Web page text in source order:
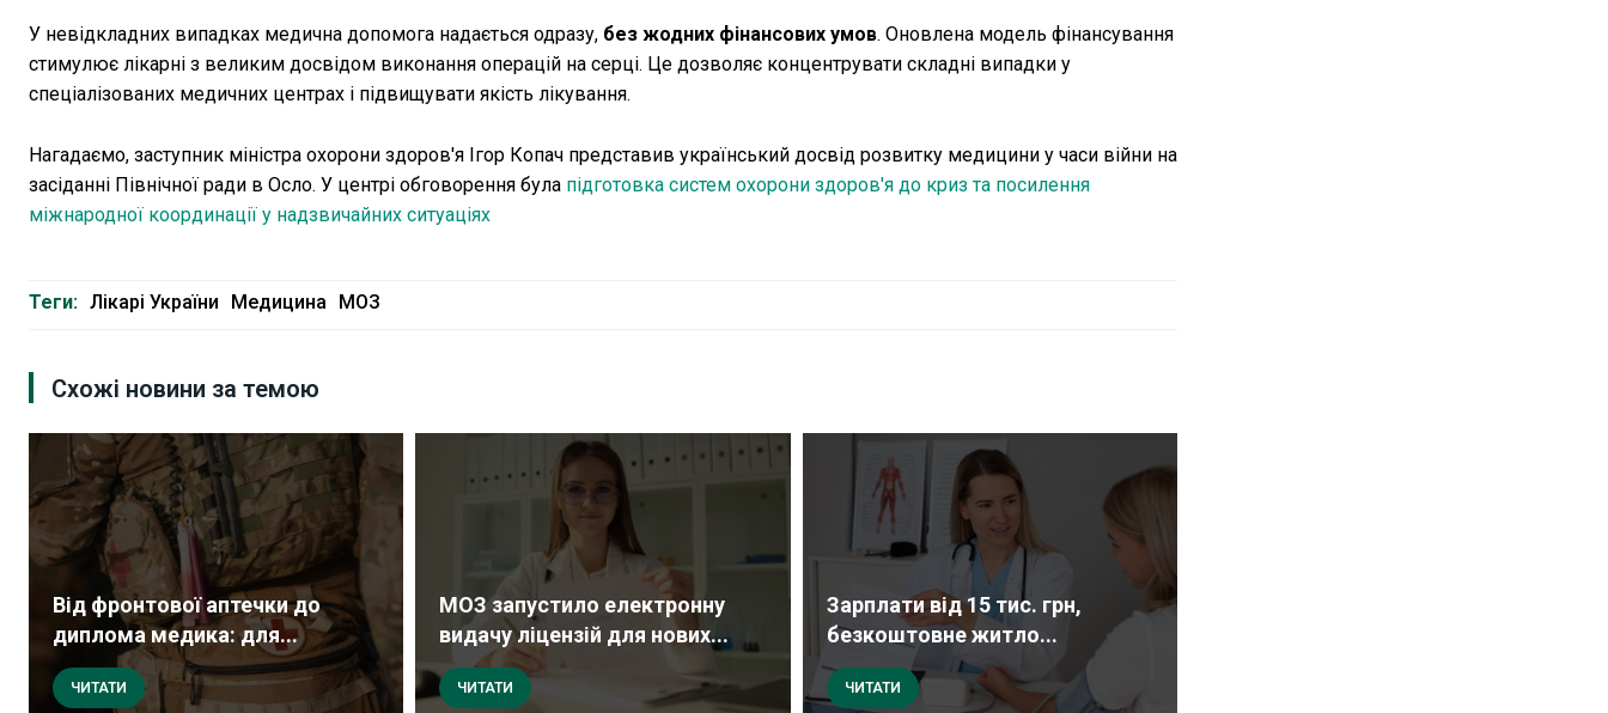
У невідкладних випадках медична допомога надається одразу, без жодних фінансових умов. Оновлена модель фінансування
стимулює лікарні з великим досвідом виконання операцій на серці. Це дозволяє концентрувати складні випадки у
спеціалізованих медичних центрах і підвищувати якість лікування.
Нагадаємо, заступник міністра охорони здоров'я Ігор Копач представив український досвід розвитку медицини у часи війни на
засіданні Північної ради в Осло. У центрі обговорення була підготовка систем охорони здоров'я до криз та посилення
міжнародної координації у надзвичайних ситуаціях
Теги: Лікарі України Медицина МОЗ
Схожі новини за темою
Від фронтової аптечки до
диплома медика: для...
ЧИТАТИ
МОЗ запустило електронну
видачу ліцензій для нових...
ЧИТАТИ
Зарплати від 15 тис. грн,
безкоштовне житло...
ЧИТАТИ